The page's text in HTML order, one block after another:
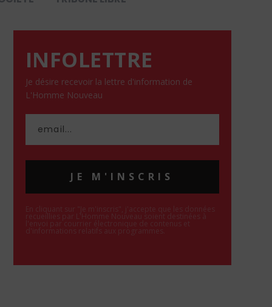
INFOLETTRE
Je désire recevoir la lettre d'information de
L'Homme Nouveau
JE M'INSCRIS
En cliquant sur "Je m'inscris", j'accepte que les données
recueillies par L'Homme Nouveau soient destinées à
l'envoi par courrier électronique de contenus et
d'informations relatifs aux programmes.